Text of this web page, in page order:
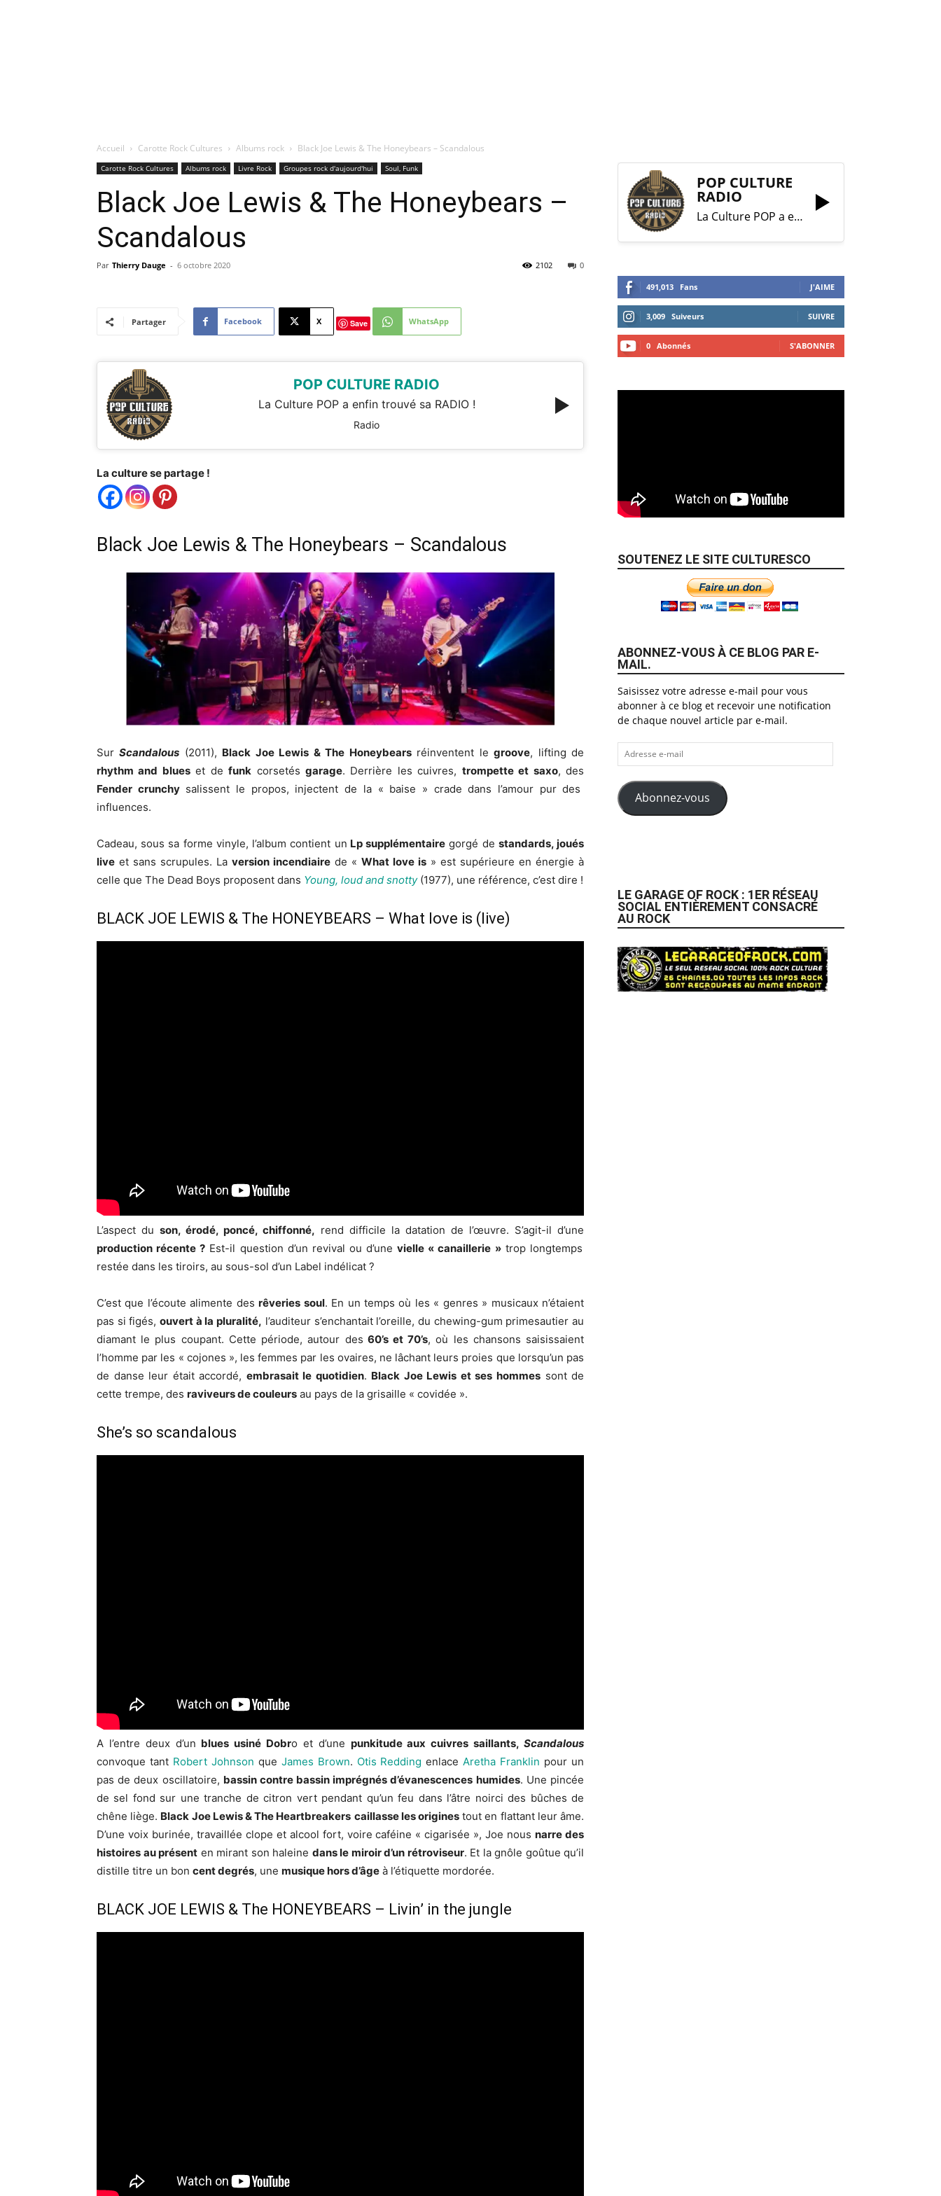
Accueil Carotte Rock Cultures Albums rock Black Joe Lewis & The Honeybears – Scandalous
Carotte Rock Cultures Albums rock Livre Rock Groupes rock d'aujourd'hui Soul, Funk
Black Joe Lewis & The Honeybears –
Scandalous
Par Thierry Dauge - 6 octobre 2020 0
2102
Partager Facebook X Save WhatsApp
POP CULTURE RADIO
La Culture POP a enfin trouvé sa RADIO !
Radio
La culture se partage !
Black Joe Lewis & The Honeybears – Scandalous
SurScandalous (2011), Black Joe Lewis & The Honeybearsréinventent legroove, lifting de
rhythm and blueset defunk corsetésgarage. Derrière les cuivres, trompette et saxo, des
Fender crunchysalissent le propos, injectent de la « baise » crade dans l’amour pur des
influences.
Cadeau, sous sa forme vinyle, l’album contient un Lp supplémentaire gorgé de standards, joués
live et sans scrupules. La version incendiaire de « What love is » est supérieure en énergie à
celle que The Dead Boys proposent dans Young, loud and snotty(1977), une référence, c’est dire !
BLACK JOE LEWIS & The HONEYBEARS – What love is (live)
L’aspect du son, érodé, poncé, chiffonné, rend difficile la datation de l’œuvre. S’agit-il d’une
production récente ? Est-il question d’un revival ou d’unevielle « canaillerie »trop longtemps
restée dans les tiroirs, au sous-sol d’un Label indélicat ?
C’est que l’écoute alimente desrêveries soul. En un temps où les « genres » musicaux n’étaient
pas si figés,ouvert à la pluralité, l’auditeur s’enchantait l’oreille, du chewing-gum primesautier au
diamant le plus coupant. Cette période, autour des 60’s et 70’s, où les chansons saisissaient
l’homme par les « cojones », les femmes par les ovaires, ne lâchant leurs proies que lorsqu’un pas
de danse leur était accordé, embrasait le quotidien. Black Joe Lewis et ses hommessont de
cette trempe, des raviveurs de couleurs au pays de la grisaille « covidée ».
She’s so scandalous
A l’entre deux d’un blues usiné Dobro et d’une punkitude aux cuivres saillants,Scandalous
convoque tant Robert Johnson que James Brown. Otis Redding enlaceAretha Franklin pour un
pas de deux oscillatoire, bassin contre bassin imprégnés d’évanescences humides. Une pincée
de sel fond sur une tranche de citron vert pendant qu’un feu dans l’âtre noirci des bûches de
chêne liège. Black Joe Lewis & The Heartbreakers caillasse les origines tout en flattant leur âme.
D’une voix burinée, travaillée clope et alcool fort, voire caféine « cigarisée », Joe nousnarre des
histoires au présent en mirant son haleine dans le miroir d’un rétroviseur. Et la gnôle goûtue qu’il
distille titre un bon cent degrés, une musique hors d’âge à l’étiquette mordorée.
BLACK JOE LEWIS & The HONEYBEARS – Livin’ in the jungle
POP CULTURE
RADIO
La Culture POP a enfin trouvé sa RADIO !
491,013 Fans J'AIME
3,009 Suiveurs SUIVRE
0 Abonnés S'ABONNER
SOUTENEZ LE SITE CULTURESCO
ABONNEZ-VOUS À CE BLOG PAR E-
MAIL.
Saisissez votre adresse e-mail pour vous
abonner à ce blog et recevoir une notification
de chaque nouvel article par e-mail.
Adresse
e-
mail
Abonnez-vous
LE GARAGE OF ROCK : 1ER RÉSEAU
SOCIAL ENTIÈREMENT CONSACRÉ
AU ROCK